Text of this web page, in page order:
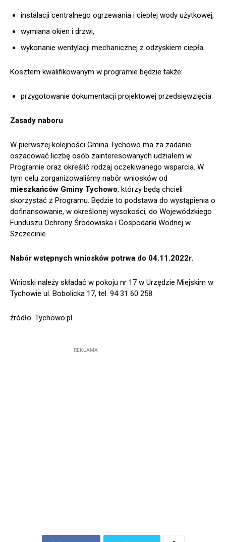
instalacji centralnego ogrzewania i ciepłej wody użytkowej,
wymiana okien i drzwi,
wykonanie wentylacji mechanicznej z odzyskiem ciepła.
Kosztem kwalifikowanym w programie będzie także:
przygotowanie dokumentacji projektowej przedsięwzięcia.
Zasady naboru
W pierwszej kolejności Gmina Tychowo ma za zadanie
oszacować liczbę osób zainteresowanych udziałem w
Programie oraz określić rodzaj oczekiwanego wsparcia. W
tym celu zorganizowaliśmy nabór wniosków od
mieszkańców Gminy Tychowo, którzy będą chcieli
skorzystać z Programu. Będzie to podstawa do wystąpienia o
dofinansowanie, w określonej wysokości, do Wojewódzkiego
Funduszu Ochrony Środowiska i Gospodarki Wodnej w
Szczecinie.
Nabór wstępnych wniosków potrwa do 04.11.2022r.
Wnioski należy składać w pokoju nr 17 w Urzędzie Miejskim w
Tychowie ul. Bobolicka 17, tel. 94 31 60 258.
źródło: Tychowo.pl
- REKLAMA -